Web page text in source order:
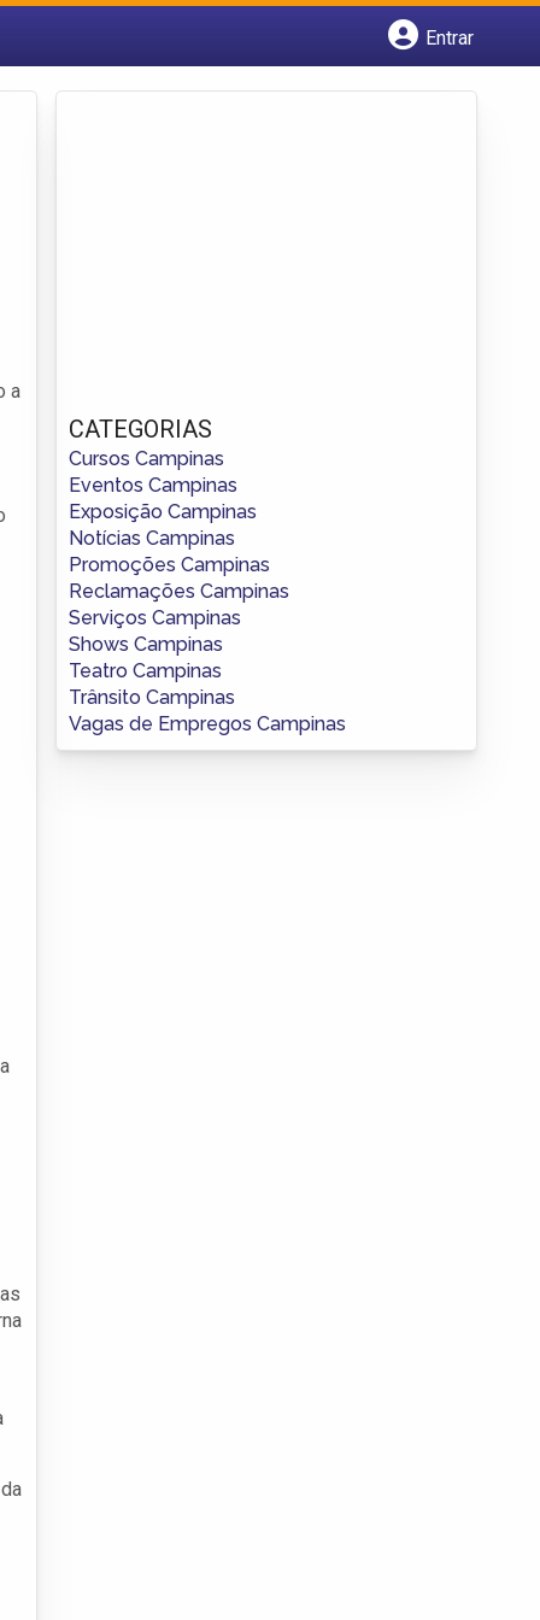
Entrar
a
CATEGORIAS
Cursos Campinas
Eventos Campinas
Exposição Campinas
Notícias Campinas
Promoções Campinas
Reclamações Campinas
Serviços Campinas
Shows Campinas
Teatro Campinas
Trânsito Campinas
Vagas de Empregos Campinas